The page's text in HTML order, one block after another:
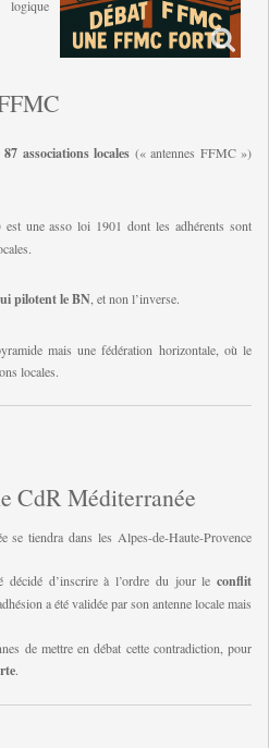
logique
87 associations locales (« antennes FFMC »)
est une asso loi 1901 dont les adhérents sont
pilotent le BN , et non l’inverse.
mais une fédération horizontale, où le
locales.
CdR Méditerranée
se tiendra dans les Alpes-de-Haute-Provence
décidé d’inscrire à l’ordre du jour leconflit
a été validée par son antenne locale mais
de mettre en débat cette contradiction, pour
.